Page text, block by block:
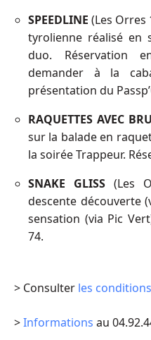
SPEEDLINE (Les Orres
tyrolienne réalisé
duo. Réservation
demander à la
présentation du
RAQUETTES AVEC
sur la balade en
la soirée Trappeur.
SNAKE GLISS (Les
descente découverte
sensation (via Pic
74.
> Consulter les
>Informations au